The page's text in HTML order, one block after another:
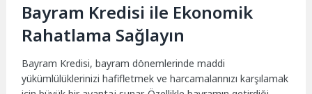
Bayram Kredisi ile Ekonomik
Rahatlama Sağlayın
Bayram Kredisi, bayram dönemlerinde maddi
yükümlülüklerinizi hafifletmek ve harcamalarınızı karşılamak